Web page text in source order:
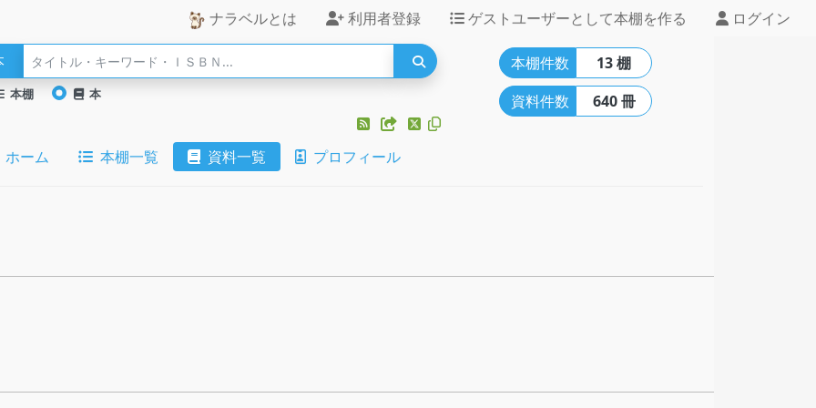
ナラベルとは 利用者登録 ゲストユーザーとして本棚を作る ログイン
本棚 本
ーム 本棚一覧 資料一覧 プロフィール
本棚件数
13 棚
資料件数
640 冊